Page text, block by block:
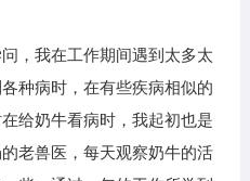
我在工作期间遇到太多太
种病时，在有些疾病相似的
给奶牛看病时，我起初也是
老兽医，每天观察奶牛的活